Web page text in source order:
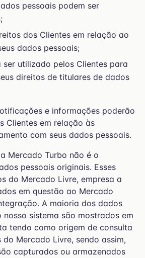
pessoais podem ser
dos Clientes em relação ao
dados pessoais;
ser utilizado pelos Clientes para
direitos de titulares de dados
e informações poderão
Clientes em relação às
com seus dados pessoais.
Mercado Turbo não é o
pessoais originais. Esses
do Mercado Livre, empresa a
em questão ao Mercado
A maioria dos dados
nosso sistema são mostrados em
tendo como origem de consulta
Mercado Livre, sendo assim,
capturados ou armazenados